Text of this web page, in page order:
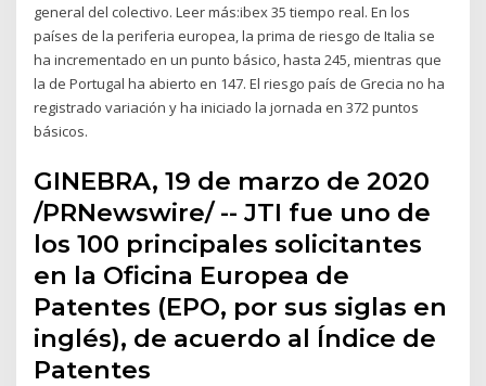
general del colectivo. Leer más:ibex 35 tiempo real. En los
países de la periferia europea, la prima de riesgo de Italia se
ha incrementado en un punto básico, hasta 245, mientras que
la de Portugal ha abierto en 147. El riesgo país de Grecia no ha
registrado variación y ha iniciado la jornada en 372 puntos
básicos.
GINEBRA, 19 de marzo de 2020
/PRNewswire/ -- JTI fue uno de
los 100 principales solicitantes
en la Oficina Europea de
Patentes (EPO, por sus siglas en
inglés), de acuerdo al Índice de
Patentes